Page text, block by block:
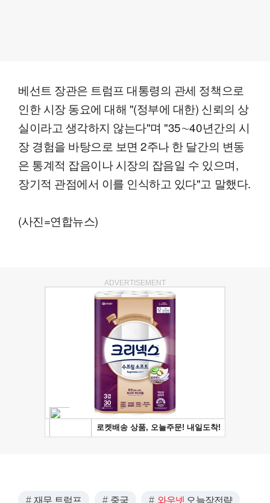
베선트 장관은 트럼프 대통령의 관세 정책으로
인한 시장 동요에 대해 "(정부에 대한) 신뢰의 상
실이라고 생각하지 않는다"며 "35∼40년간의 시
장 경험을 바탕으로 보면 2주나 한 달간의 변동
은 통계적 잡음이나 시장의 잡음일 수 있으며,
장기적 관점에서 이를 인식하고 있다"고 말했다.
(사진=연합뉴스)
ADVERTISEMENT
재무 트럼프 중국 와우넷 오늘장전략